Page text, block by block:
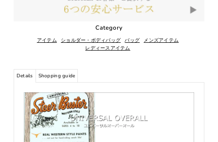
Category
アイテム ショルダー・ボディバッグ バッグ
メンズアイテム
レディースアイテム
Details Shopping guide